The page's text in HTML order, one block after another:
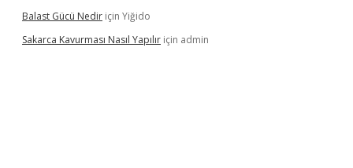
Balast Gücü Nedir için Yiğido
Sakarca Kavurması Nasıl Yapılır için admin